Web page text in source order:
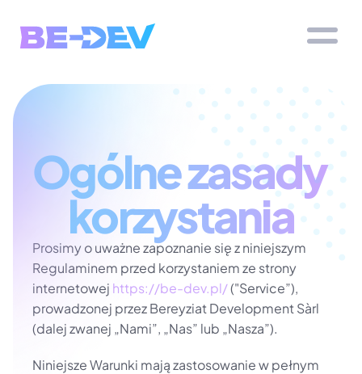
Ogólne zasady
korzystania
Prosimy o uważne zapoznanie się z niniejszym
Regulaminem przed korzystaniem ze strony
internetowej https://be-dev.pl/ ("Service”),
prowadzonej przez Bereyziat Development Sàrl
(dalej zwanej „Nami”, „Nas” lub „Nasza”).
Niniejsze Warunki mają zastosowanie w pełnym